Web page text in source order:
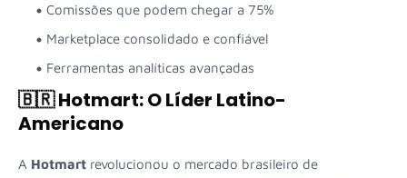
Comissões que podem chegar a 75%
Marketplace consolidado e confiável
Ferramentas analíticas avançadas
🇧🇷 Hotmart: O Líder Latino-
Americano
A Hotmart revolucionou o mercado brasileiro de